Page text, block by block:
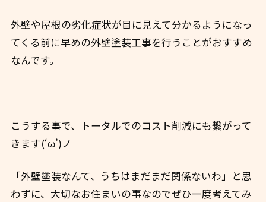
外壁や屋根の劣化症状が目に見えて分かるようになっ
てくる前に早めの外壁塗装工事を行うことがおすすめ
なんです。
こうする事で、トータルでのコスト削減にも繋がって
きます(‘ω’)ノ
「外壁塗装なんて、うちはまだまだ関係ないわ」と思
わずに、大切なお住まいの事なのでぜひ一度考えてみ